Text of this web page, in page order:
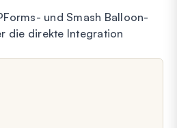
und Smash Balloon-
die direkte Integration